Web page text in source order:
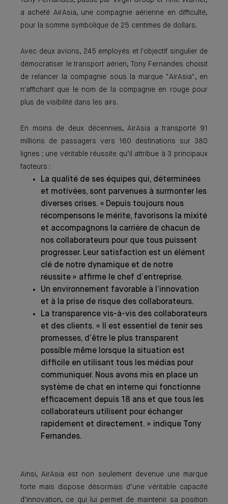
a acheté AirAsia, une compagnie aérienne en difficulté,
pour la somme symbolique de 25 centimes de dollars.
Avec deux avions, 245 employés et l'objectif singulier de
démocratiser le transport aérien, Tony Fernandes choisit
de relancer la compagnie sous la marque "AirAsia", en
n'affichant que le nom de la compagnie en rouge pour
plus de visibilité dans les airs.
En moins de deux décennies, AirAsia a transporté 91
millions de passagers vers 160 destinations sur 380
lignes ; une véritable réussite qu’il attribue à 3 principaux
facteurs :
La qualité de ses équipes qui, déterminées
et motivées, sont parvenues à surmonter les
diverses crises. « Depuis toujours nous
récompensons le mérite, favorisons la mixité
et accompagnons la carrière de chacun de
nos collaborateurs pour que tous puissent
progresser. Leur satisfaction est un élément
clé de notre dynamique et de notre
réussite » affirme le chef d’entreprise.
Un environnement favorable à l’innovation
et à la prise de risque des collaborateurs.
La transparence vis-à-vis des collaborateurs
et des clients. « Il est essentiel de tenir ses
promesses, d’être le plus transparent
possible même lorsque la situation est
difficile en utilisant tous les médias pour
communiquer. Nous avons mis en place un
système de chat en interne qui fonctionne
efficacement depuis 18 ans et que tous les
collaborateurs utilisent pour échanger
rapidement et directement. » indique Tony
Fernandes.
Ainsi, AirAsia est non seulement devenue une marque
forte mais dispose désormais d’une véritable capacité
d’innovation, ce qui lui permet de maintenir sa position